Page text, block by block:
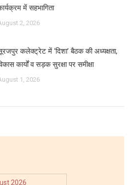
में सहभागिता
2, 2026
कलेक्ट्रेट में ‘दिशा’ बैठक की अध्यक्षता,
कार्यों व सड़क सुरक्षा पर समीक्षा
1, 2026
2026